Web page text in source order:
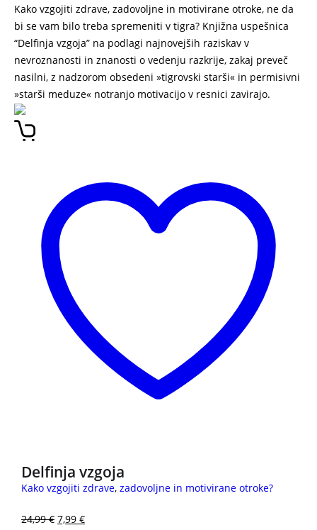
Kako vzgojiti zdrave, zadovoljne in motivirane otroke, ne da
bi se vam bilo treba spremeniti v tigra? Knjižna uspešnica
“Delfinja vzgoja” na podlagi najnovejših raziskav v
nevroznanosti in znanosti o vedenju razkrije, zakaj preveč
nasilni, z nadzorom obsedeni »tigrovski starši« in permisivni
»starši meduze« notranjo motivacijo v resnici zavirajo.
Delfinja vzgoja
Kako vzgojiti zdrave, zadovoljne in motivirane otroke?
24,99€ 7,99 €